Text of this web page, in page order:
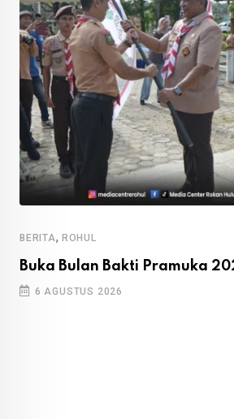
BERITA, ROHUL
Buka Bulan Bakti Pramuka
6 AGUSTUS 2026